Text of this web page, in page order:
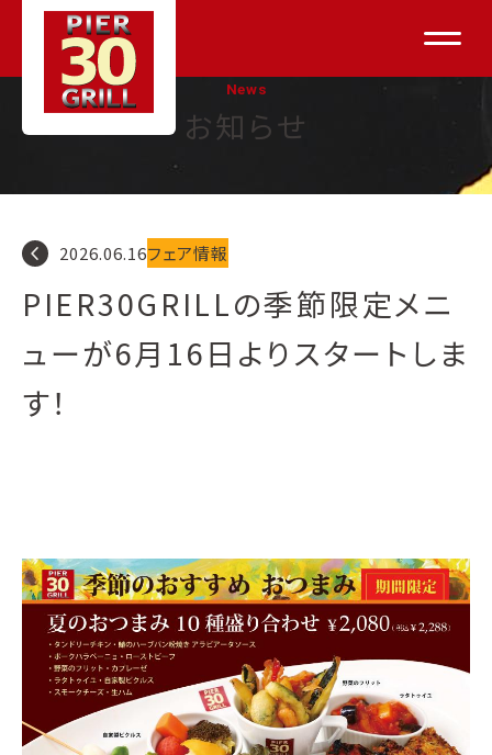
News
お知らせ
navigate_before 2026.06.16フェア情報
PIER30GRILLの季節限定メニ
ューが6月16日よりスタートしま
す！